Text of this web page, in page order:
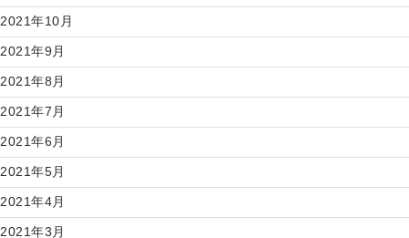
2021年10月
2021年9月
2021年8月
2021年7月
2021年6月
2021年5月
2021年4月
2021年3月